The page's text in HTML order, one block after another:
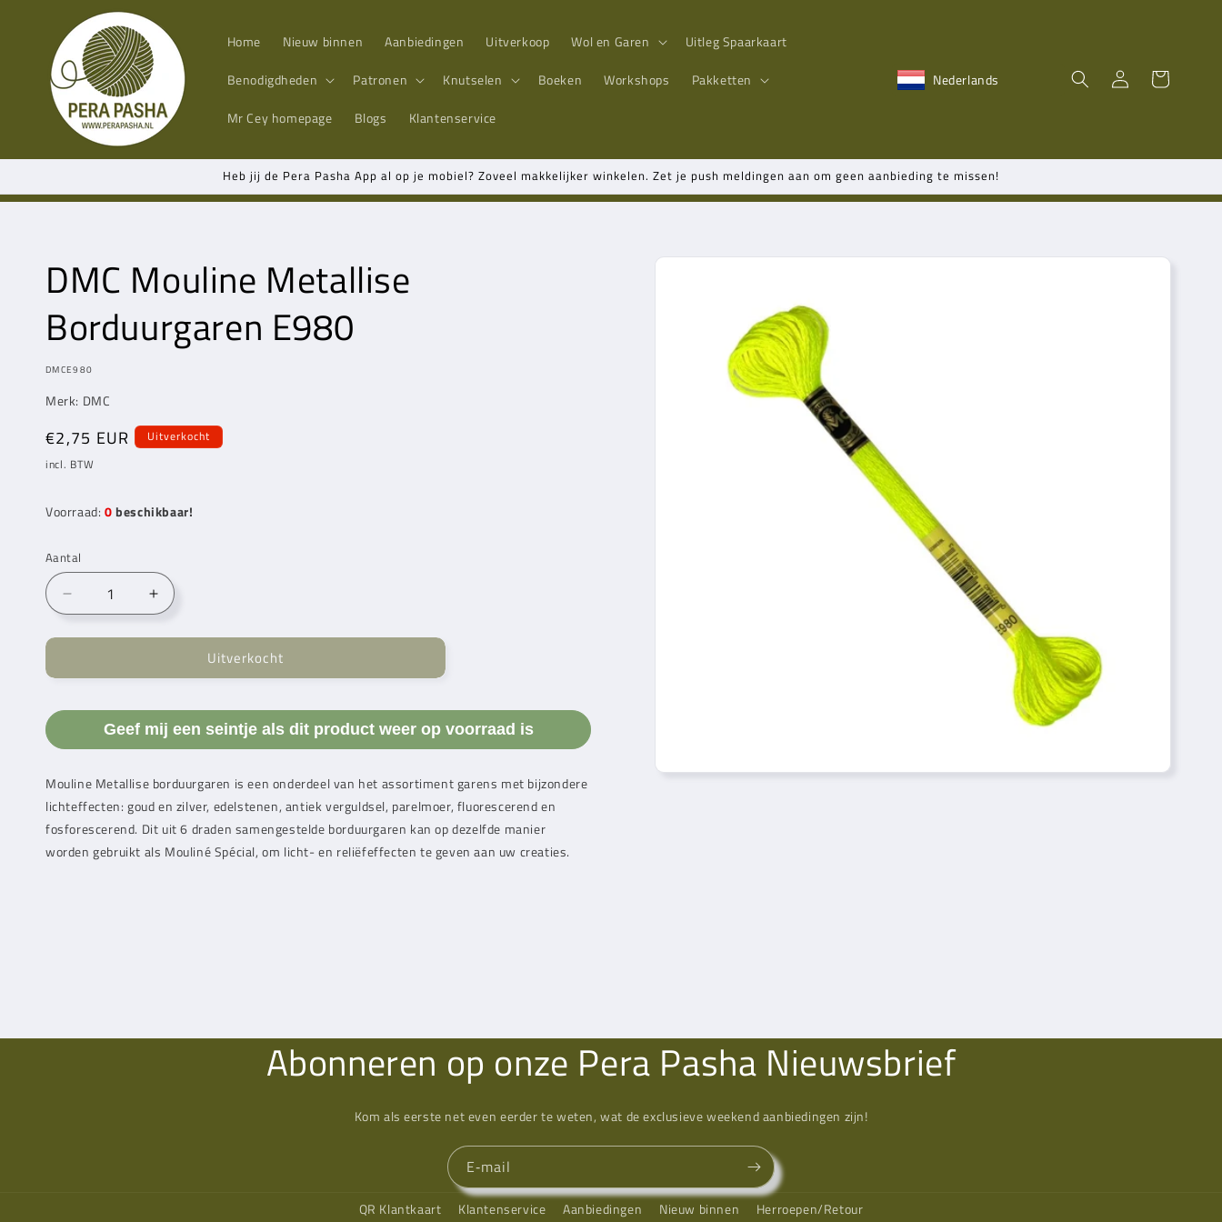
content Home Nieuw binnen Aanbiedingen Uitverkoop Wol en Garen
Uitleg Spaarkaart
Benodigdheden
Patronen Knutselen Boeken Workshops
Pakketten
Mr Cey homepage Blogs Klantenservice
Nederlands InloggenWinkelwagen
Heb jij de Pera Pasha App al op je mobiel? Zoveel makkelijker winkelen. Zet je push meldingen aan om geen aanbieding te missen!
DMC Mouline Metallise
Borduurgaren E980
MODEL:
DMCE980
Merk: DMC
Normale
prijs
€2,75 EUR
Uitverkocht
incl. BTW
Voorraad: 0 beschikbaar!
Aantal
Aantal
verlagen
voor
Mouline
Borduurgaren
Aantal
verhogen
voor
Mouline
Borduurgaren
E980
Uitverkocht
Geef mij een seintje als dit product weer op voorraad is
Mouline Metallise borduurgaren is een onderdeel van het assortiment garens met bijzondere
lichteffecten: goud en zilver, edelstenen, antiek verguldsel, parelmoer, fluorescerend en
fosforescerend. Dit uit 6 draden samengestelde borduurgaren kan op dezelfde manier
worden gebruikt als Mouliné Spécial, om licht- en reliëfeffecten te geven aan uw creaties.
Abonneren op onze Pera Pasha Nieuwsbrief
Kom als eerste net even eerder te weten, wat de exclusieve weekend aanbiedingen zijn!
E‑mail
QR Klantkaart Klantenservice Aanbiedingen Nieuw binnen Herroepen/Retour